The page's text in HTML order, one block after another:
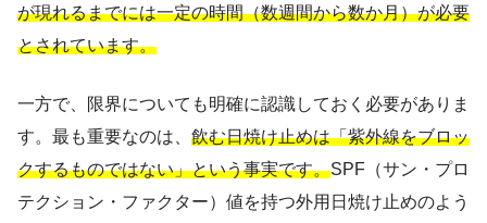
が現れるまでには一定の時間（数週間から数か月）が必要
とされています。
一方で、限界についても明確に認識しておく必要がありま
す。最も重要なのは、 飲む日焼け止めは「紫外線をブロッ
クするものではない」という事実です。SPF（サン・プロ
テクション・ファクター）値を持つ外用日焼け止めのよう